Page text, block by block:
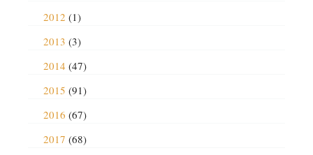
2012 (1)
2013 (3)
2014 (47)
2015 (91)
2016 (67)
2017 (68)